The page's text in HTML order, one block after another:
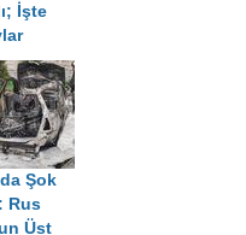
İşte
Şok
Rus
Üst